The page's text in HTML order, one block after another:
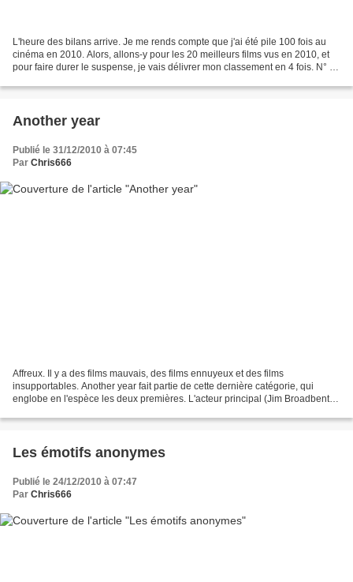
L'heure des bilans arrive. Je me rends compte que j'ai été pile 100 fois au
cinéma en 2010. Alors, allons-y pour les 20 meilleurs films vus en 2010, et
pour faire durer le suspense, je vais délivrer mon classement en 4 fois. N° 20
Another year
Publié le 31/12/2010 à 07:45
Par Chris666
Affreux. Il y a des films mauvais, des films ennuyeux et des films
insupportables. Another year fait partie de cette dernière catégorie, qui
englobe en l'espèce les deux premières. L'acteur principal (Jim Broadbent)
Les émotifs anonymes
Publié le 24/12/2010 à 07:47
Par Chris666